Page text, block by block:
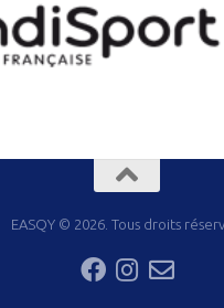
EASQY © 2026. Tous droits